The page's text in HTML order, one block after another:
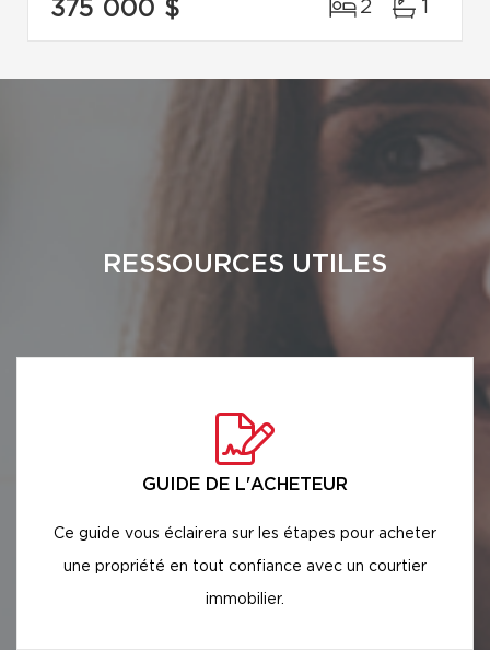
375 000 $ 2 1
RESSOURCES UTILES
GUIDE DE L'ACHETEUR
Ce guide vous éclairera sur les étapes pour acheter
une propriété en tout confiance avec un courtier
immobilier.